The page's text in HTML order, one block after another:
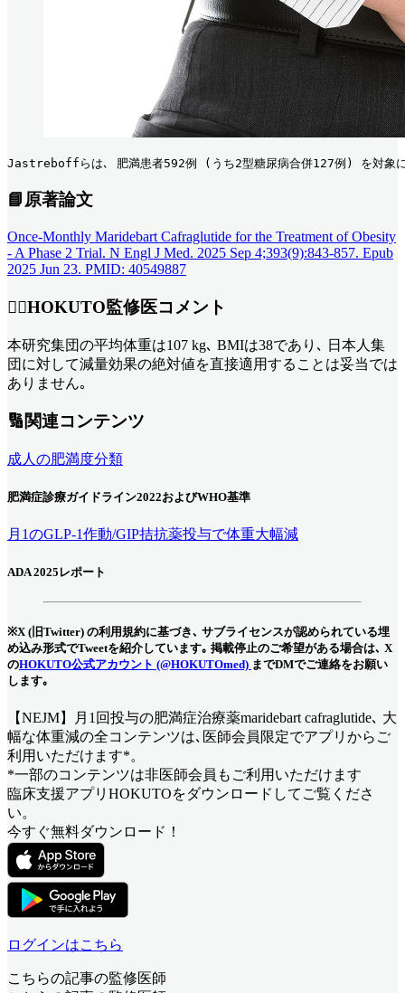
Jastreboffらは､ 肥満患者592例 (うち2型糖尿病合併127例) を対象
📘原著論文
Once-Monthly Maridebart Cafraglutide for the Treatment of Obesity
- A Phase 2 Trial. N Engl J Med. 2025 Sep 4;393(9):843-857. Epub
2025 Jun 23. PMID: 40549887
👨‍⚕️HOKUTO監修医コメント
本研究集団の平均体重は107 kg､ BMIは38であり､ 日本人集
団に対して減量効果の絶対値を直接適用することは妥当では
ありません｡
🔢関連コンテンツ
成人の肥満度分類
肥満症診療ガイドライン2022およびWHO基準
月1のGLP-1作動/GIP拮抗薬投与で体重大幅減
ADA 2025レポート
※X (旧Twitter) の利用規約に基づき､ サブライセンスが認められている埋
め込み形式でTweetを紹介しています｡ 掲載停止のご希望がある場合は､ X
のHOKUTO公式アカウント (@HOKUTOmed) までDMでご連絡をお願い
します｡
【NEJM】月1回投与の肥満症治療薬maridebart cafraglutide､ 大
幅な体重減の全コンテンツは､医師会員限定でアプリからご
利用いただけます*。
*一部のコンテンツは非医師会員もご利用いただけます
臨床支援アプリHOKUTOをダウンロードしてご覧くださ
い。
今すぐ無料ダウンロード！
ログインはこちら
こちらの記事の監修医師